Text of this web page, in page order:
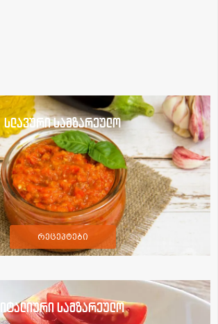
სლავური სამზარეულო
რეცეპტები
იტალიური სამზარეულო